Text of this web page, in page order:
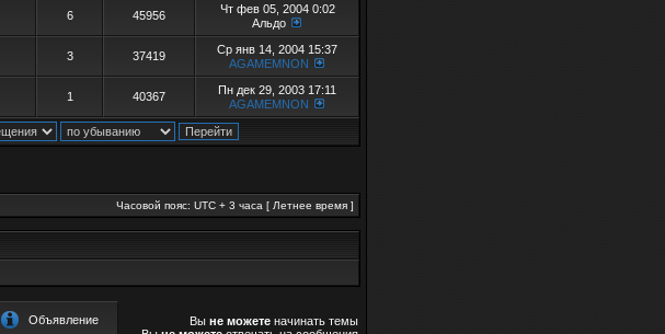
6 45956
Чт фев 05, 2004 0:02
Альдо
3 37419
Ср янв 14, 2004 15:37
AGAMEMNON
1 40367
Пн дек 29, 2003 17:11
AGAMEMNON
Часовой пояс: UTC + 3 часа [ Летнее время ]
Объявление Вы не можете начинать темы